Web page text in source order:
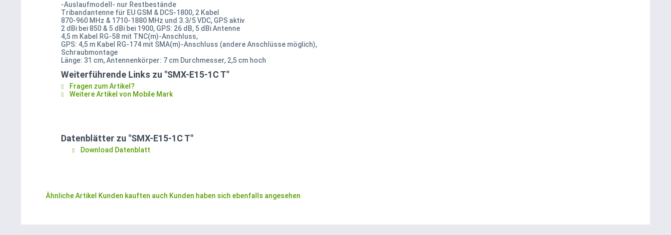
-Auslaufmodell- nur Restbestände
Tribandantenne für EU GSM & DCS-1800, 2 Kabel
870-960 MHz & 1710-1880 MHz und 3.3/5 VDC, GPS aktiv
2 dBi bei 850 & 5 dBi bei 1900, GPS: 26 dB, 5 dBi Antenne
4,5 m Kabel RG-58 mit TNC(m)-Anschluss,
GPS: 4,5 m Kabel RG-174 mit SMA(m)-Anschluss (andere Anschlüsse möglich),
Schraubmontage
Länge: 31 cm, Antennenkörper: 7 cm Durchmesser, 2,5 cm hoch
Weiterführende Links zu "SMX-E15-1C T"
Fragen zum Artikel?
Weitere Artikel von Mobile Mark
Datenblätter zu "SMX-E15-1C T"
Download Datenblatt
Ähnliche Artikel Kunden kauften auch Kunden haben sich ebenfalls angesehen